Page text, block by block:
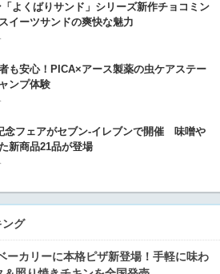
よくばりサンド」シリーズ新作チョコミン
イーツサンドの爽快な魅力
も安心！PICA×アース製薬の虫ケアステー
ンプ体験
念フェアがセブン-イレブンで開催 味噌や
新商品21品が登場
ング
ーカリーに本格ピザ新登場！手軽に味わ